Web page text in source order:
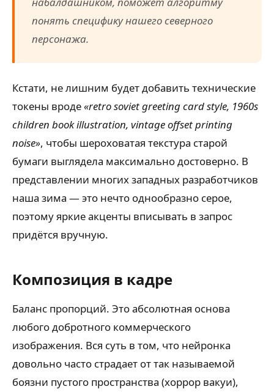
понять специфику нашего северного
персонажа.
Кстати, не лишним будет добавить технические
токены вроде«retro soviet greeting card style, 1960s
children book illustration, vintage offset printing
noise», чтобы шероховатая текстура старой
бумаги выглядела максимально достоверно. В
представлении многих западных разработчиков
наша зима — это нечто однообразно серое,
поэтому яркие акценты вписывать в запрос
придётся вручную.
Композиция в кадре
Баланс пропорций. Это абсолютная основа
любого добротного коммерческого
изображения. Вся суть в том, что нейронка
довольно часто страдает от так называемой
боязни пустого пространства (хоррор вакуи),